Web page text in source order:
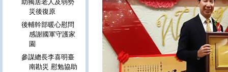
助獨居老人及弱勢
災後復原
後輔幹部暖心慰問
感謝國軍守護家
園
參謀總長李喜明臺
南勘災 慰勉協助